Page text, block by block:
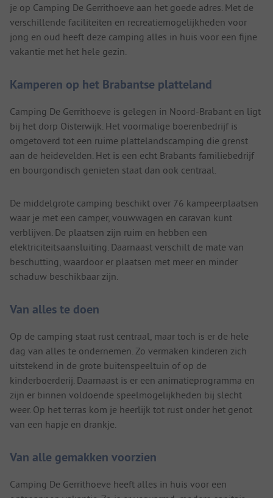
je op Camping De Gerrithoeve aan het goede adres. Met de
verschillende faciliteiten en recreatiemogelijkheden voor
jong en oud heeft deze camping alles in huis voor een fijne
vakantie met het hele gezin.
Kamperen op het Brabantse platteland
Camping De Gerrithoeve is gelegen in Noord-Brabant en ligt
bij het dorp Oisterwijk. Het voormalige boerenbedrijf is
omgetoverd tot een ruime plattelandscamping die grenst
aan de heidevelden. Het is een echt Brabants familiebedrijf
en bourgondisch genieten staat dan ook centraal.
De middelgrote camping beschikt over 76 kampeerplaatsen
waar je met een camper, vouwwagen en caravan kunt
verblijven. De plaatsen zijn ruim en hebben een
elektriciteitsaansluiting. Daarnaast verschilt de mate van
beschutting, waardoor er plaatsen met meer en minder
schaduw beschikbaar zijn.
Van alles te doen
Op de camping staat rust centraal, maar toch is er de hele
dag van alles te ondernemen. Zo vermaken kinderen zich
uitstekend in de grote buitenspeeltuin of op de
kinderboerderij. Daarnaast is er een animatieprogramma en
zijn er binnen voldoende speelmogelijkheden bij slecht
weer. Op het terras kom je heerlijk tot rust onder het genot
van een hapje en drankje.
Van alle gemakken voorzien
Camping De Gerrithoeve heeft alles in huis voor een